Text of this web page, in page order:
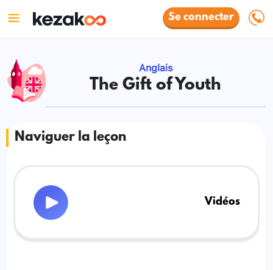
Se connecter
Anglais
The Gift of Youth
Naviguer la leçon
Vidéos